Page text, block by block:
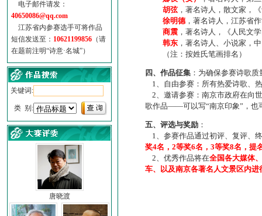
电子邮件请发：
40650086@qq.com
江苏省内参赛选手可将作品
短信发送至： 10621199856 （请
在题前注明“诗意·名城”）
关键词:
类 别:
唐晓渡
胡弦，著名诗人，散文家，
徐明德，著名诗人，江苏省
商震 ，著名诗人，《人民文
韩东 ，著名诗人、小说家，
（注：按姓氏笔画排名）
四、作品征集 ：为确保参赛诗歌
1、自由参赛：所有热爱诗歌、
2、邀请参赛：南京市政府在向
歌作品——可以写“南京印象”，也
五、评选与奖励 ：
1、参赛作品通过初评、复评、
奖4名，2等奖6名，3等奖8名，提
2、优秀作品将在全国各大媒体
车、以及南京各著名人文景区内进